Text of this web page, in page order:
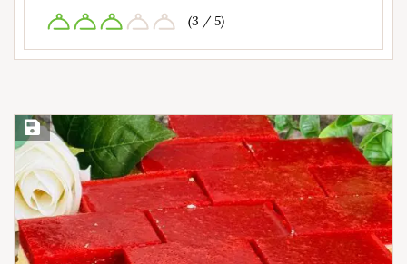
(3 / 5)
Save Recipe